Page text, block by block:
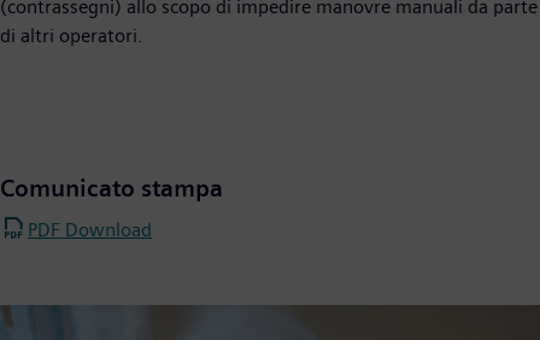
(contrassegni) allo scopo di impedire manovre manuali da parte
di altri operatori.
Comunicato stampa
PDF Download